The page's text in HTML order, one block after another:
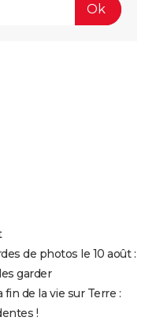
de photos le 10 août :
garder
de la vie sur Terre :
!